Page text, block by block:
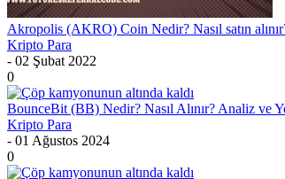
Akropolis (AKRO) Coin Nedir? Nasıl satın
Kripto Para
- 02 Şubat 2022
0
BounceBit (BB) Nedir? Nasıl Alınır? Analiz ve
Kripto Para
- 01 Ağustos 2024
0